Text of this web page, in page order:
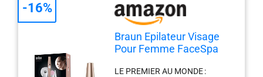
Braun Epilateur Visage
Pour Femme FaceSpa
LE PREMIER AU MONDE :
-16%